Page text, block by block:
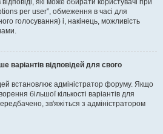
відповіді, які може обирати користувачі при
per user”, обмеження в часі для
голосування) і, накінець, можливість
варіантів відповідей для свого
встановлює адміністратор форуму. Якщо
більшої кількості варіантів для
зв'яжіться з адміністратором